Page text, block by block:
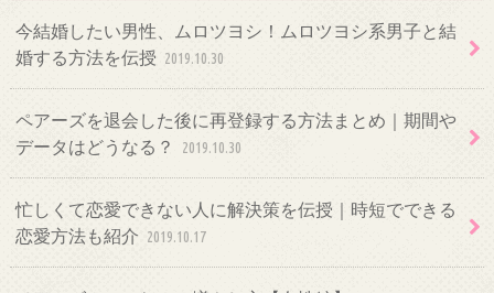
今結婚したい男性、ムロツヨシ！ムロツヨシ系男子と結
婚する方法を伝授 2019.10.30
ペアーズを退会した後に再登録する方法まとめ｜期間や
データはどうなる？
2019.10.30
忙しくて恋愛できない人に解決策を伝授｜時短でできる
恋愛方法も紹介 2019.10.17